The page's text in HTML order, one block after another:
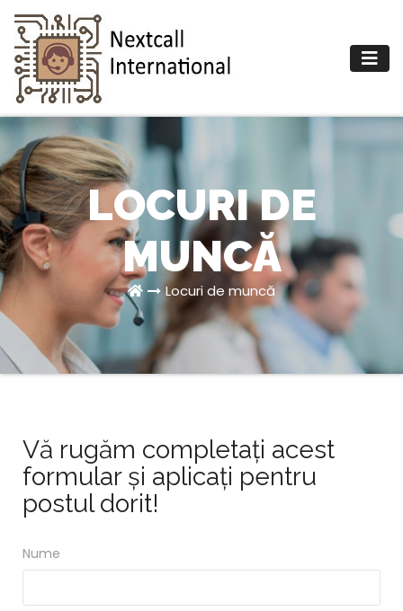
LOCURI DE
MUNCĂ
Locuri de muncă
Vă rugăm completați acest
formular și aplicați pentru
postul dorit!
Nume